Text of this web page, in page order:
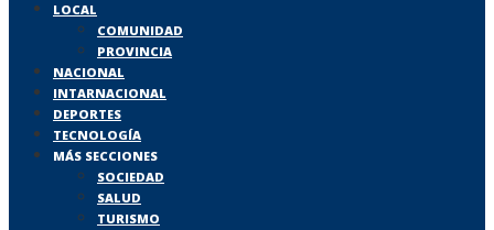
LOCAL
COMUNIDAD
PROVINCIA
NACIONAL
INTARNACIONAL
DEPORTES
TECNOLOGÍA
MÁS SECCIONES
SOCIEDAD
SALUD
TURISMO